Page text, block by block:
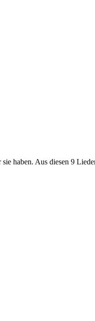
haben. Aus diesen 9